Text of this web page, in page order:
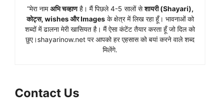
“मेरा नामअभि चव्हाणहै। मैं पिछले 4-5 सालों सेशायरी (Shayari),
कोट्स, wishes और Imagesके क्षेत्र में लिख रहा हूँ। भावनाओं को
शब्दों में ढालना मेरी खासियत है। मैं ऐसा कंटेंट तैयार करता हूँ जो दिल को
छुए।shayarinow.net पर आपको हर एहसास को बयां करने वाले शब्द
मिलेंगे.
Contact Us